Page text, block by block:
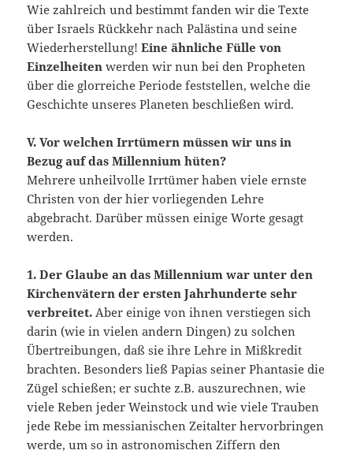
Wie zahlreich und bestimmt fanden wir die Texte
über Israels Rückkehr nach Palästina und seine
Wiederherstellung! Eine ähnliche Fülle von
Einzelheiten werden wir nun bei den Propheten
über die glorreiche Periode feststellen, welche die
Geschichte unseres Planeten beschließen wird.
V. Vor welchen Irrtümern müssen wir uns in
Bezug auf das Millennium hüten?
Mehrere unheilvolle Irrtümer haben viele ernste
Christen von der hier vorliegenden Lehre
abgebracht. Darüber müssen einige Worte gesagt
werden.
1. Der Glaube an das Millennium war unter den
Kirchenvätern der ersten Jahrhunderte sehr
verbreitet. Aber einige von ihnen verstiegen sich
darin (wie in vielen andern Dingen) zu solchen
Übertreibungen, daß sie ihre Lehre in Mißkredit
brachten. Besonders ließ Papias seiner Phantasie die
Zügel schießen; er suchte z.B. auszurechnen, wie
viele Reben jeder Weinstock und wie viele Trauben
jede Rebe im messianischen Zeitalter hervorbringen
werde, um so in astronomischen Ziffern den